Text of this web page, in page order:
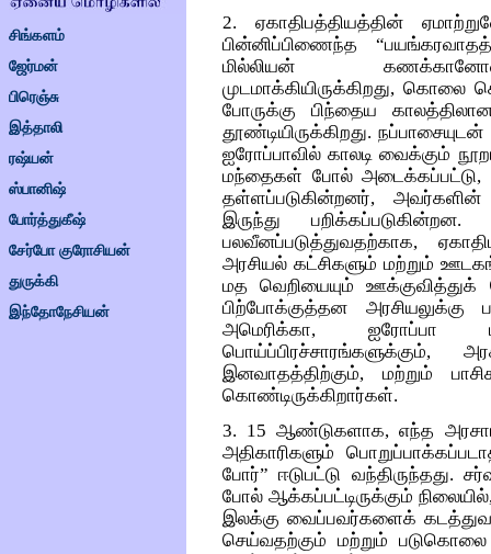
சிங்களம்
ஜேர்மன்
பிரெஞ்சு
இத்தாலி
ரஷ்யன்
ஸ்பானிஷ்
போர்த்துகீஷ்
சேர்போ குரோசியன்
துருக்கி
இந்தோநேசியன்
2. ஏகாதிபத்தியத்தின்
பின்னிப்பிணைந்த
மில்லியன் கணக்கானோரை
முடமாக்கியிருக்கிறது, கொலை
போருக்கு பிந்தைய
தூண்டியிருக்கிறது.
ஐரோப்பாவில் காலடி வைக்கும்
மந்தைகள் போல் அடைக்கப்பட்டு,
தள்ளப்படுகின்றனர்,
இருந்து
பலவீனப்படுத்துவதற்காக,
அரசியல் கட்சிகளும் மற்றும்
மத வெறியையும்
பிற்போக்குத்தன
அமெரிக்கா, ஐரோப்பா
பொய்ப்பிரச்சாரங்களுக்கும்,
இனவாதத்திற்கும், மற்றும்
கொண்டிருக்கிறார்கள்.
3. 15 ஆண்டுகளாக, எந்த
அதிகாரிகளும்
போர்” ஈடுபட்டு வந்திருந்தது.
போல் ஆக்கப்பட்டிருக்கும்
இலக்கு வைப்பவர்களைக்
செய்வதற்கும் மற்றும்